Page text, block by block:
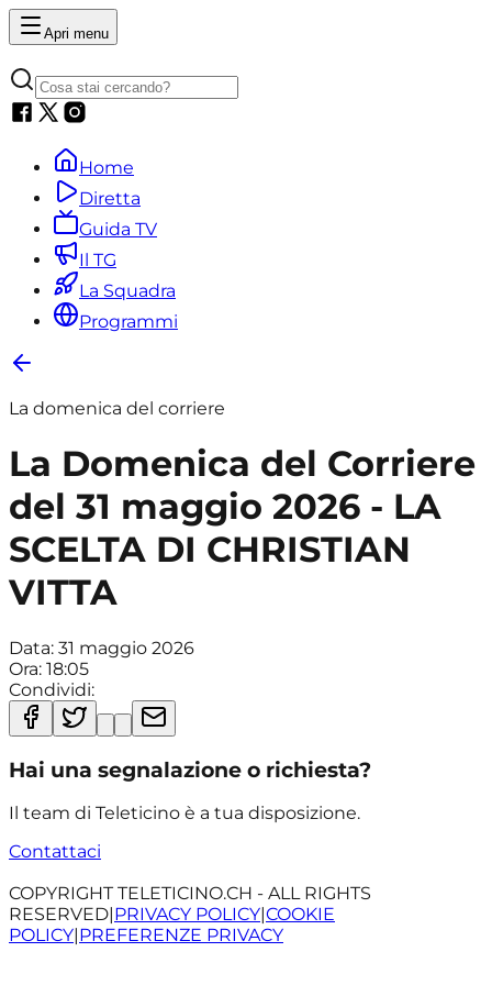
Apri menu
Home
Diretta
Guida TV
Il TG
La Squadra
Programmi
La domenica del corriere
La Domenica del Corriere
del 31 maggio 2026 - LA
SCELTA DI CHRISTIAN
VITTA
Data: 31 maggio 2026
Ora: 18:05
Condividi:
Hai una segnalazione o richiesta?
Il team di Teleticino è a tua disposizione.
Contattaci
COPYRIGHT TELETICINO.CH - ALL RIGHTS
RESERVED|PRIVACY POLICY|COOKIE
POLICY|PREFERENZE PRIVACY